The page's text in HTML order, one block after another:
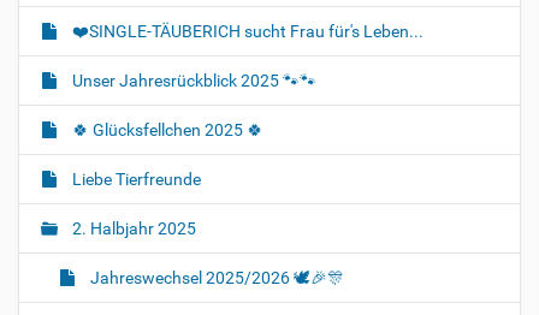
❤️SINGLE-TÄUBERICH sucht Frau für's Leben...
Unser Jahresrückblick 2025 🐾🐾
🍀 Glücksfellchen 2025 🍀
Liebe Tierfreunde
2. Halbjahr 2025
Jahreswechsel 2025/2026 🕊🎉🎊